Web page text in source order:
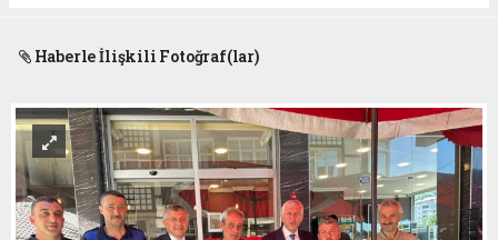
Haberle İlişkili Fotoğraf(lar)